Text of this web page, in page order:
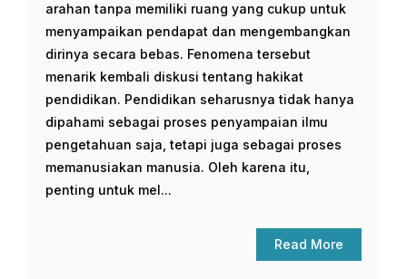
arahan tanpa memiliki ruang yang cukup untuk
menyampaikan pendapat dan mengembangkan
dirinya secara bebas. Fenomena tersebut
menarik kembali diskusi tentang hakikat
pendidikan. Pendidikan seharusnya tidak hanya
dipahami sebagai proses penyampaian ilmu
pengetahuan saja, tetapi juga sebagai proses
memanusiakan manusia. Oleh karena itu,
penting untuk mel...
Read More